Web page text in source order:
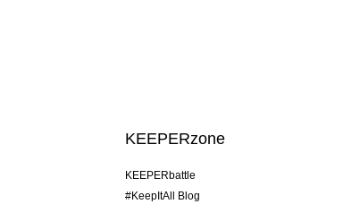
KEEPERzone
KEEPERbattle
#KeepItAll Blog